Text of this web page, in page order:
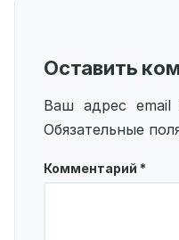
Оставить
Ваш адрес email
Обязательные
Комментарий *